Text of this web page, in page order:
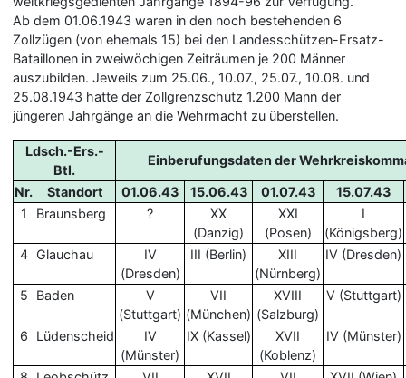
Ab dem 01.06.1943 waren in den noch bestehenden 6
Zollzügen (von ehemals 15) bei den Landesschützen-Ersatz-
Bataillonen in zweiwöchigen Zeiträumen je 200 Männer
auszubilden. Jeweils zum 25.06., 10.07., 25.07., 10.08. und
25.08.1943 hatte der Zollgrenzschutz 1.200 Mann der
jüngeren Jahrgänge an die Wehrmacht zu überstellen.
Ldsch.-Ers.-
Btl.
Einberufungsdaten der
Nr. Standort 01.06.43 15.06.43 01.07.43
15.07.43
1
Braunsberg ?
XX
(Danzig)
XXI
(Posen)
I
(Königsberg)
4 Glauchau
IV
(Dresden)
III (Berlin)
XIII
(Nürnberg)
IV (Dresden)
5 Baden
V
(Stuttgart)
VII
(München)
XVIII
(Salzburg)
V (Stuttgart)
6 Lüdenscheid
IV
(Münster)
IX (Kassel)
XVII
(Koblenz)
IV (Münster)